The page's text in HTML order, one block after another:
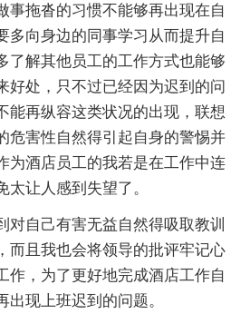
事拖沓的习惯不能够再出现在自
多向身边的同事学习从而提升自
了解其他员工的工作方式也能够
好处，只不过已经因为迟到的问
能再纵容这类状况的出现，联想
危害性自然得引起自身的警惕并
为酒店员工的我若是在工作中连
让人感到失望了。
对自己有害无益自然得吸取教训
而且我也会将领导的批评牢记心
作，为了更好地完成酒店工作自
现上班迟到的问题。